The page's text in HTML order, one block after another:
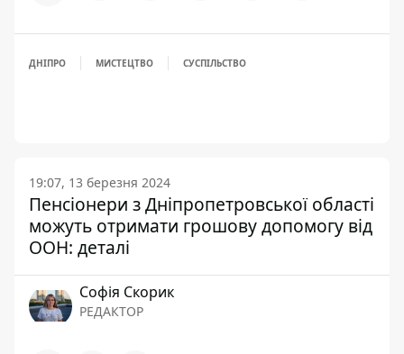
ДНІПРО МИСТЕЦТВО СУСПІЛЬСТВО
19:07, 13 березня 2024
Пенсіонери з Дніпропетровської області
можуть отримати грошову допомогу від
ООН: деталі
Софія Скорик
РЕДАКТОР